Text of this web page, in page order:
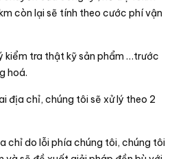
còn lại sẽ tính theo cước phí vận
kiểm tra thật kỹ sản phẩm …trước
hoá.
địa chỉ, chúng tôi sẽ xử lý theo 2
chỉ do lỗi phía chúng tôi, chúng tôi